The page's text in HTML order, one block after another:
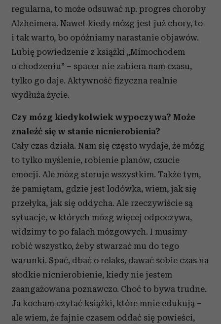
regularna, to może odsuwać np. progres choroby
Alzheimera. Nawet kiedy mózg jest już chory, to
i tak warto, bo opóźniamy narastanie objawów.
Lubię powiedzenie z książki „Mimochodem
o chodzeniu” – spacer nie zabiera nam czasu,
tylko go daje. Aktywność fizyczna realnie
wydłuża życie.
Czy mózg kiedykolwiek wypoczywa? Może
znaleźć się w stanie nicnierobienia?
Cały czas działa. Nam się często wydaje, że mózg
to tylko myślenie, robienie planów, czucie
emocji. Ale mózg steruje wszystkim. Także tym,
że pamiętam, gdzie jest lodówka, wiem, jak się
przełyka, jak się oddycha. Ale rzeczywiście są
sytuacje, w których mózg więcej odpoczywa,
widzimy to po falach mózgowych. I musimy
robić wszystko, żeby stwarzać mu do tego
warunki. Spać, dbać o relaks, dawać sobie czas na
słodkie nicnierobienie, kiedy nie jestem
zaangażowana poznawczo. Choć to bywa trudne.
Ja kocham czytać książki, które mnie edukują –
ale wiem, że fajnie czasem oddać się powieści,